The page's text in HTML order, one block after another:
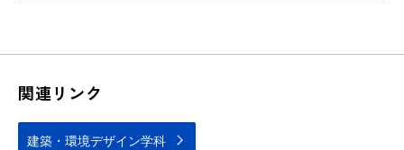
関連リンク
建築・環境デザイン学科